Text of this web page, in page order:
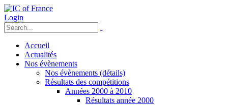
Login
Accueil
Actualités
Nos évènements
Nos évènements (détails)
Résultats des compétitions
Années 2000 à 2010
Résultats année 2000